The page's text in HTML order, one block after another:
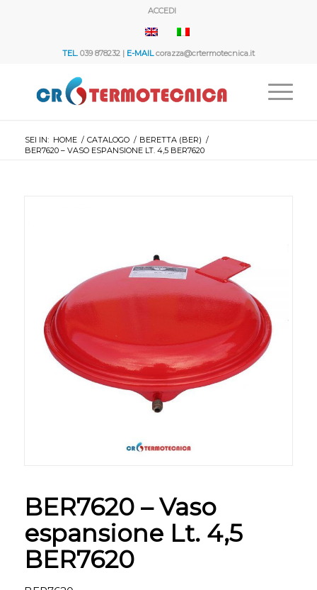
ACCEDI
TEL.039 878232 | E-MAILcorazza@crtermotecnica.it
SEI IN: HOME / CATALOGO / BERETTA (BER) /
BER7620 – VASO ESPANSIONE LT. 4,5 BER7620
BER7620 – Vaso
espansione Lt. 4,5
BER7620